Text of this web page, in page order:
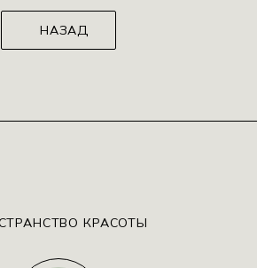
НАЗАД
КРАСОТЫ